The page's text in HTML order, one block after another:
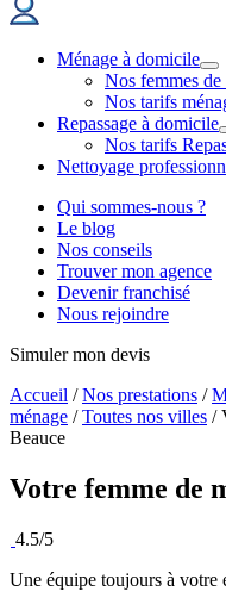
Ménage à domicile
Nos femmes de
Nos tarifs
Repassage à domicile
Nos tarifs
Nettoyage
Qui sommes-nous ?
Le blog
Nos conseils
Trouver mon agence
Devenir franchisé
Nous rejoindre
Simuler mon devis
Accueil /Nos prestations /
ménage /Toutes nos villes /
Beauce
Votre femme de
4.5/5
Une équipe toujours à votre